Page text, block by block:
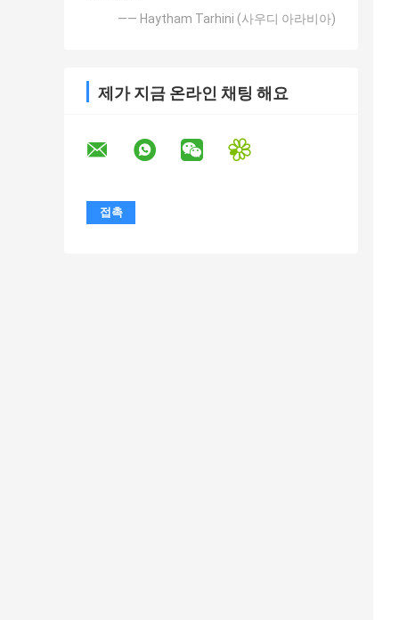
—— Haytham Tarhini (사우디 아라비아)
제가 지금 온라인 채팅 해요